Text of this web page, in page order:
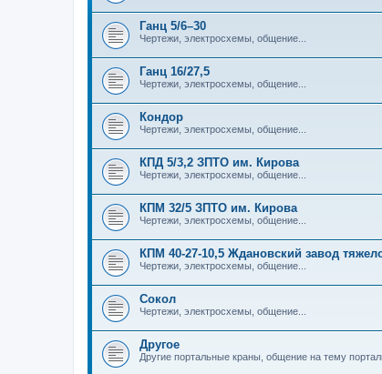
Ганц 5/6–30
Чертежи, электросхемы, общение...
Ганц 16/27,5
Чертежи, электросхемы, общение...
Кондор
Чертежи, электросхемы, общение...
КПД 5/3,2 ЗПТО им. Кирова
Чертежи, электросхемы, общение...
КПМ 32/5 ЗПТО им. Кирова
Чертежи, электросхемы, общение...
КПМ 40-27-10,5 Ждановский завод
Чертежи, электросхемы, общение...
Сокол
Чертежи, электросхемы, общение...
Другое
Другие портальные краны, общение на тему